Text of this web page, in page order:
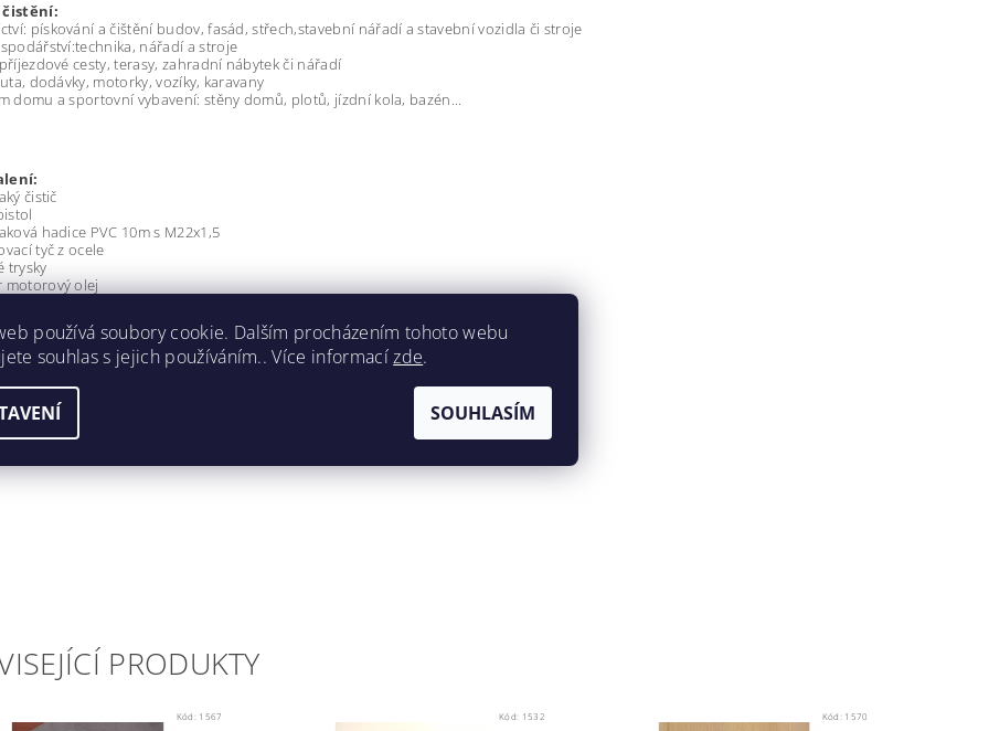
pískování a čištění budov, fasád, střech,stavební nářadí a stavební vozidla či stroje
technika, nářadí a stroje
cesty, terasy, zahradní nábytek či nářadí
dodávky, motorky, vozíky, karavany
domu a sportovní vybavení: stěny domů, plotů, jízdní kola, bazén...
čistič
hadice PVC 10m s M22x1,5
tyč z ocele
trysky
motorový olej
kol
PRODUKTY
Kód: 1567 Kód: 1532 Kód: 1570
používá soubory cookie. Dalším procházením tohoto webu
souhlas s jejich používáním.. Více informacízde.
SOUHLASÍM